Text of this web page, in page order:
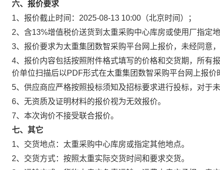
六、报价要求
1、报价截止时间：2025-08-13 10:00（北京时间）；
2、含13%增值税价送货到太重采购中心库房或使用厂指定
3、报价要求为太重集团数智采购平台网上报价，未经同意
4、报价内容包括按照附件格式填写的价格和交货期，所有
价单位扫描后以PDF形式在太重集团数智采购平台网上报价
5、供应商应严格按照投标须知及招标要求进行投标，对于
6、无资质及证明材料的报价视为无效报价。
7、本次询价不接受联合报价。
七、其它
1、交货地点：太重采购中心库房或指定其他地点。
2、交货方式：按照太重实际交货时间和要求交货。